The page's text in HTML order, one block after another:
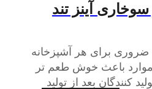
آینز تند
ضروری برای هر آشپزخانه
باعث خوش طعم تر
کنندگان بعد از تولید